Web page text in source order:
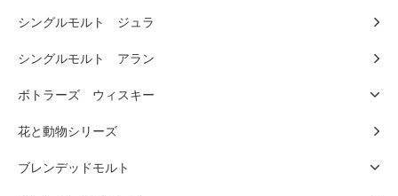
シングルモルト ジュラ
シングルモルト アラン
ボトラーズ ウィスキー
花と動物シリーズ
ブレンデッドモルト